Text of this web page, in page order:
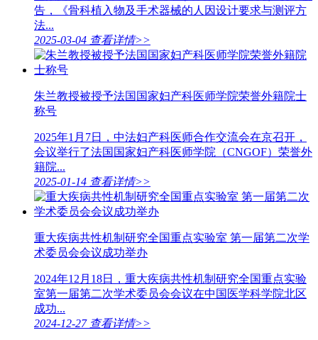
告，《骨科植入物及手术器械的人因设计要求与测评方
法...
2025-03-04 查看详情>>
朱兰教授被授予法国国家妇产科医师学院荣誉外籍院士
称号
2025年1月7日，中法妇产科医师合作交流会在京召开，
会议举行了法国国家妇产科医师学院（CNGOF）荣誉外
籍院...
2025-01-14 查看详情>>
重大疾病共性机制研究全国重点实验室 第一届第二次学
术委员会会议成功举办
2024年12月18日，重大疾病共性机制研究全国重点实验
室第一届第二次学术委员会会议在中国医学科学院北区
成功...
2024-12-27 查看详情>>